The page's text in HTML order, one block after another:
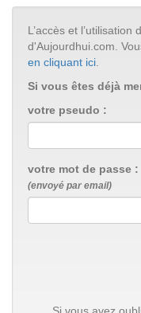
L’accès et
d'Aujourdhui.com.
en cliquant ici.
Si vous êtes déjà
votre pseudo :
votre mot de passe :
(envoyé par email)